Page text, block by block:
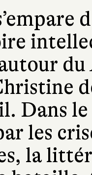
du
Dans le
les
la